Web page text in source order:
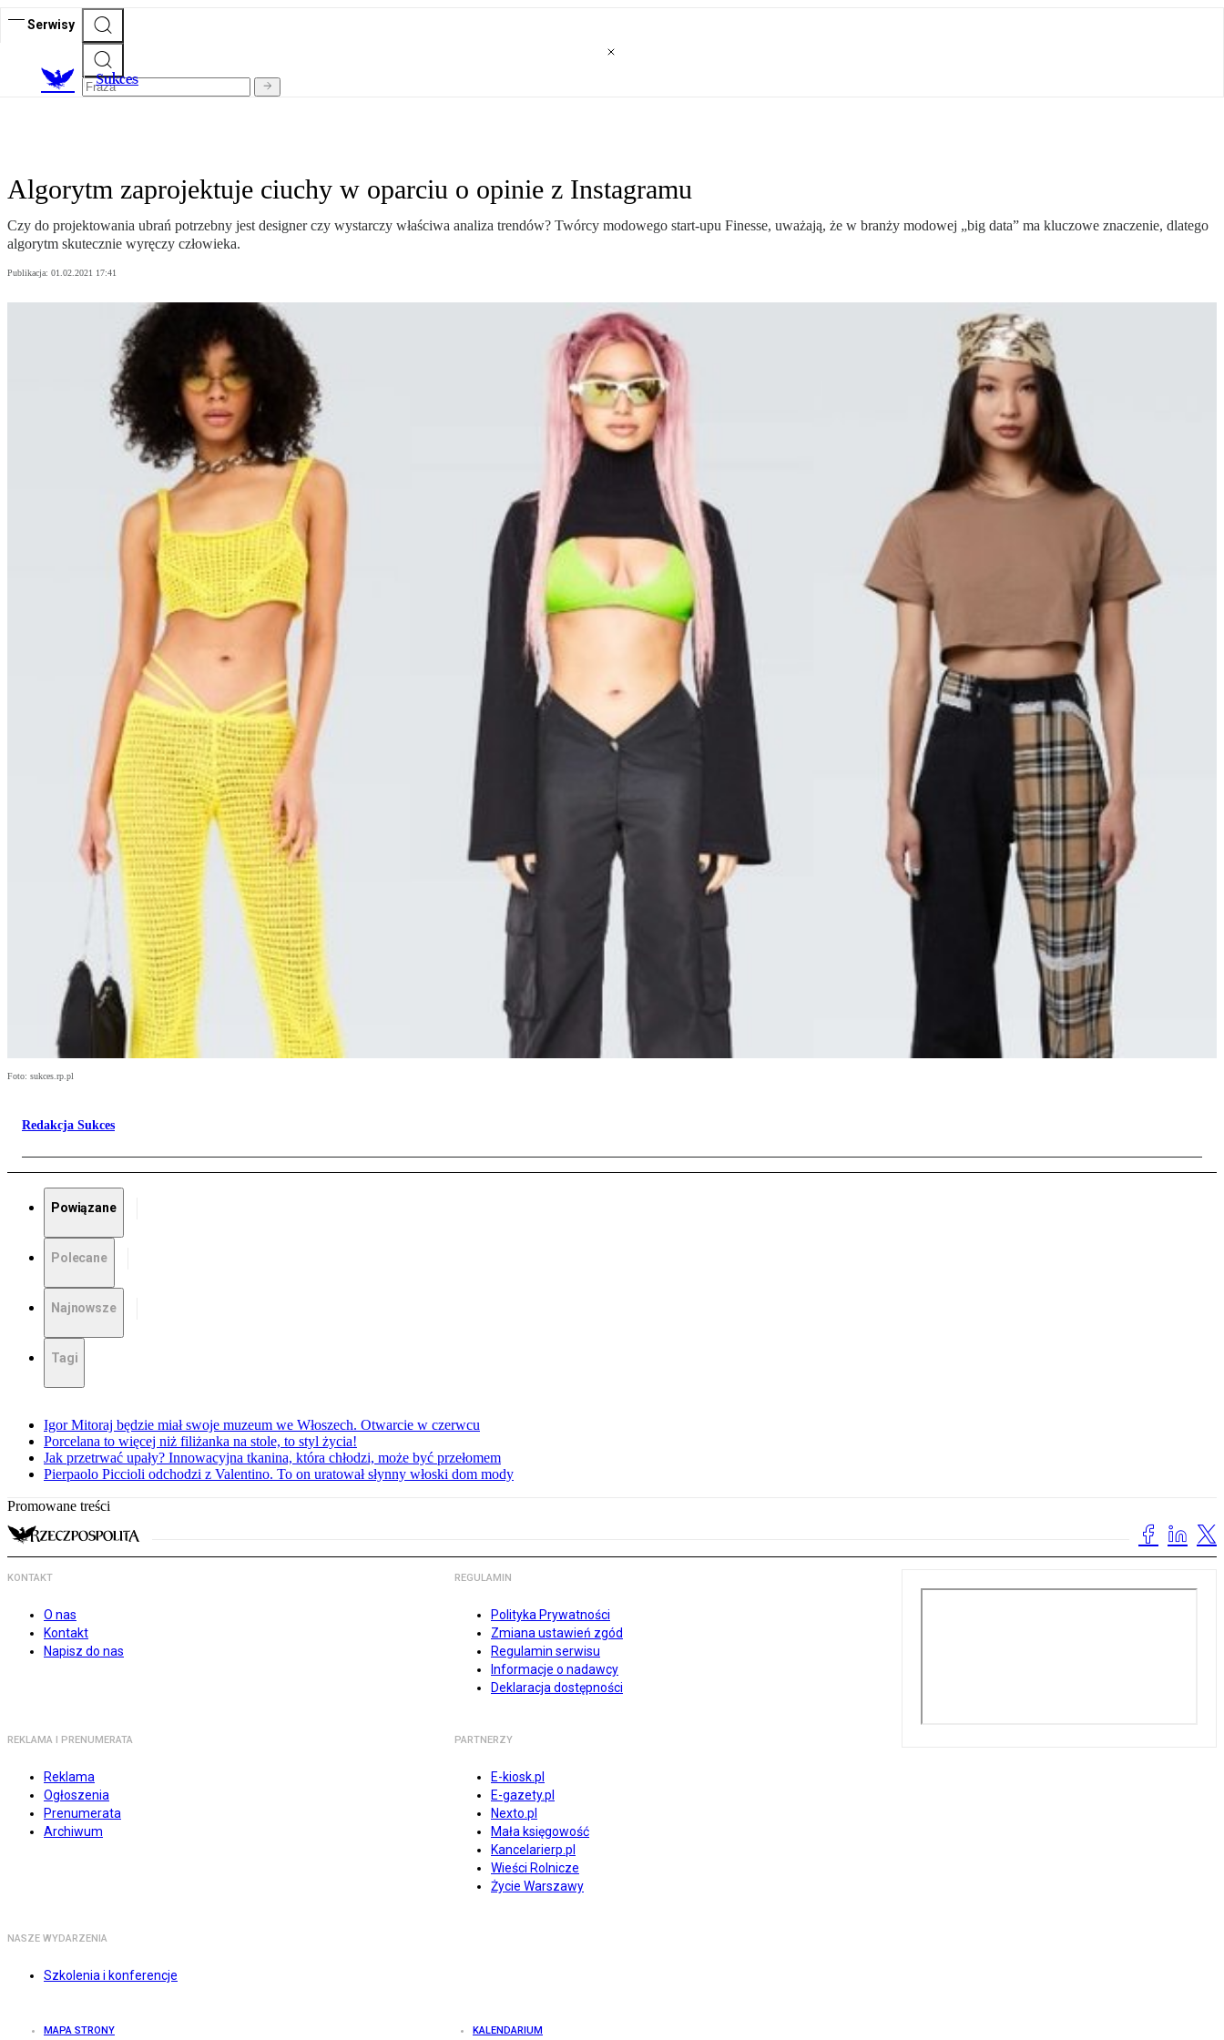
Serwisy
Sukces
Algorytm zaprojektuje ciuchy w oparciu o opinie z Instagramu
Czy do projektowania ubrań potrzebny jest designer czy wystarczy właściwa analiza trendów? Twórcy modowego start-upu Finesse, uważają, że w branży modowej „big data” ma kluczowe znaczenie, dlatego
algorytm skutecznie wyręczy człowieka.
Publikacja: 01.02.2021 17:41
Foto: sukces.rp.pl
Redakcja Sukces
Powiązane
Polecane
Najnowsze
Tagi
Igor Mitoraj będzie miał swoje muzeum we Włoszech. Otwarcie w czerwcu
Porcelana to więcej niż filiżanka na stole, to styl życia!
Jak przetrwać upały? Innowacyjna tkanina, która chłodzi, może być przełomem
Pierpaolo Piccioli odchodzi z Valentino. To on uratował słynny włoski dom mody
Promowane treści
KONTAKT
O nas
Kontakt
Napisz do nas
REGULAMIN
Polityka Prywatności
Zmiana ustawień zgód
Regulamin serwisu
Informacje o nadawcy
Deklaracja dostępności
REKLAMA I PRENUMERATA
Reklama
Ogłoszenia
Prenumerata
Archiwum
PARTNERZY
E-kiosk.pl
E-gazety.pl
Nexto.pl
Mała księgowość
Kancelarierp.pl
Wieści Rolnicze
Życie Warszawy
NASZE WYDARZENIA
Szkolenia i konferencje
MAPA STRONY KALENDARIUM